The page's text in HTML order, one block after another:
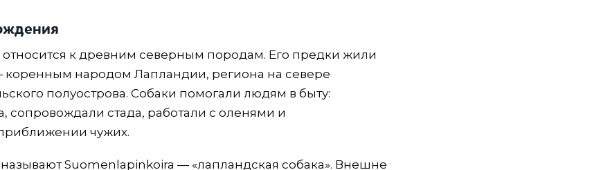
к древним северным породам. Его предки жили
народом Лапландии, региона на севере
полуострова. Собаки помогали людям в быту:
стада, работали с оленями и
чужих.
Suomenlapinkoira — «лапландская собака». Внешне